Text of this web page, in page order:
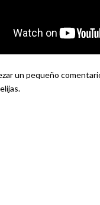
un pequeño